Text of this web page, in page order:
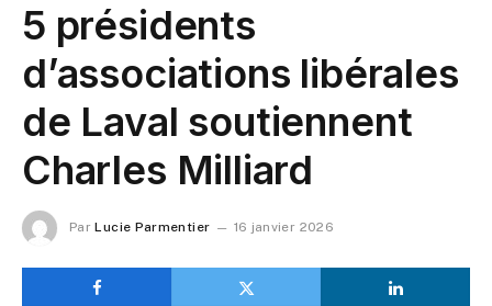
5 présidents
d’associations libérales
de Laval soutiennent
Charles Milliard
Par Lucie Parmentier 16 janvier 2026